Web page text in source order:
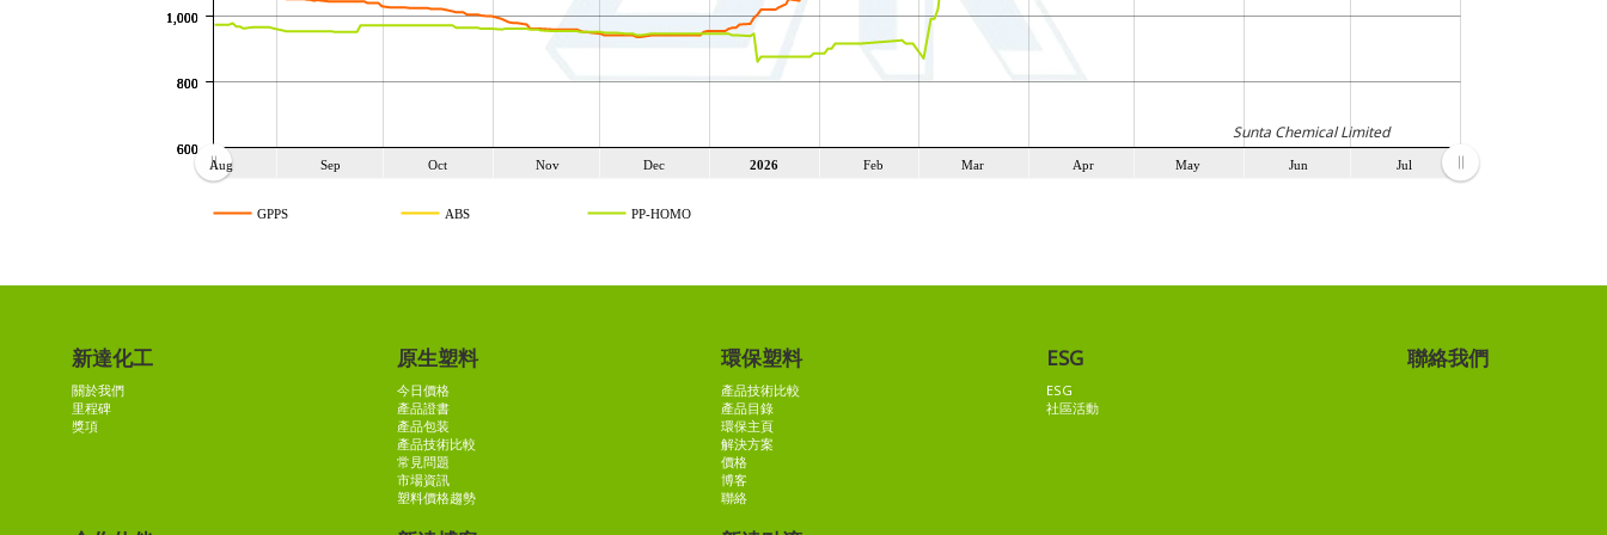
Aug Sep Oct Nov Dec 2026 Feb Mar Apr May Jun Jul
Aug Sep Oct Nov Dec 2026 Feb Mar Apr May Jun Jul
600
800
1,000
600
800
1,000
600
800
1,000
GPPS ABS PP-HOMO
新達化工
關於我們
里程碑
獎項
原生塑料
今日價格
產品證書
產品包装
產品技術比較
常見問題
市場資訊
塑料價格趨勢
環保塑料
產品技術比較
產品目錄
環保主頁
解決方案
價格
博客
聯絡
ESG
ESG
社區活動
聯絡我們